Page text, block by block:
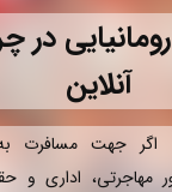
در
آنلاین
اگر جهت مسافرت
مهاجرتی، اداری و